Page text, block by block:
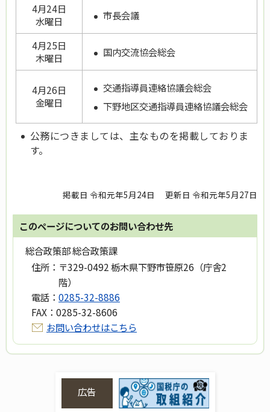
4月24日
水曜日
市長会議
4月25日
木曜日
国内交流協会総会
4月26日
金曜日
交通指導員連絡協議会総会
下野地区交通指導員連絡協議会総会
公務につきましては、主なものを掲載しておりま
す。
掲載日 令和元年5月24日 更新日 令和元年5月27日
このページについてのお問い合わせ先
総合政策部 総合政策課
住所： 〒329-0492 栃木県下野市笹原26（庁舎2
階）
電話： 0285-32-8886
FAX： 0285-32-8606
お問い合わせはこちら
広告